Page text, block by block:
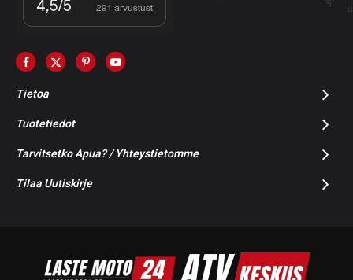
Tietoa
Tuotetiedot
Tarvitsetko Apua? / Yhteystietomme
Tilaa Uutiskirje